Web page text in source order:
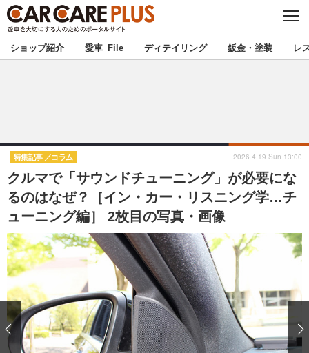
C
S
E
★カーケアプラス認定★ 厳選プロショップを地域から探す
甲信越 北陸
東海 関西
中国 四国
九州 沖縄
注目の記事
ショップレポート 愛車 File
自動車豆知識 ストップ！不具合修理＆粗悪修理
ディテイリング
ディテイリング 洗車
鈑金・塗装
ショップ紹介 愛車 File ディテイリング 鈑金・塗装 レ
クルマで「サウンドチューニング」が必要にな
るのはなぜ？［イン・カー・リスニング学…チ
ューニング編］ 2枚目の写真・画像
特集記事 コラム 2026.4.19 Sun 13:00